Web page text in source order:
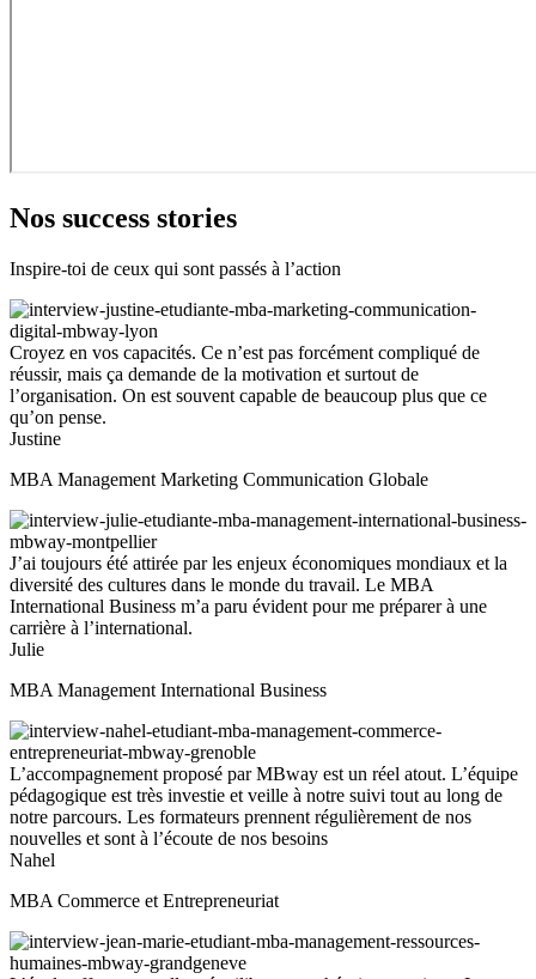
Nos success stories
Inspire-toi de ceux qui sont passés à l’action
Croyez en vos capacités. Ce n’est pas forcément compliqué de
réussir, mais ça demande de la motivation et surtout de
l’organisation. On est souvent capable de beaucoup plus que ce
qu’on pense.
Justine
MBA Management Marketing Communication Globale
J’ai toujours été attirée par les enjeux économiques mondiaux et la
diversité des cultures dans le monde du travail. Le MBA
International Business m’a paru évident pour me préparer à une
carrière à l’international.
Julie
MBA Management International Business
L’accompagnement proposé par MBway est un réel atout. L’équipe
pédagogique est très investie et veille à notre suivi tout au long de
notre parcours. Les formateurs prennent régulièrement de nos
nouvelles et sont à l’écoute de nos besoins
Nahel
MBA Commerce et Entrepreneuriat